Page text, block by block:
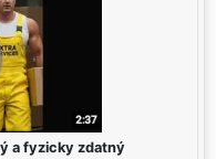
a fyzicky zdatný